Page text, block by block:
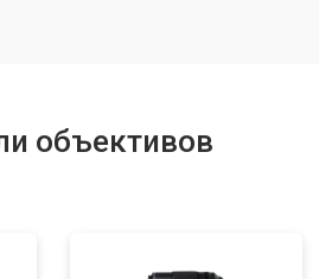
объективов